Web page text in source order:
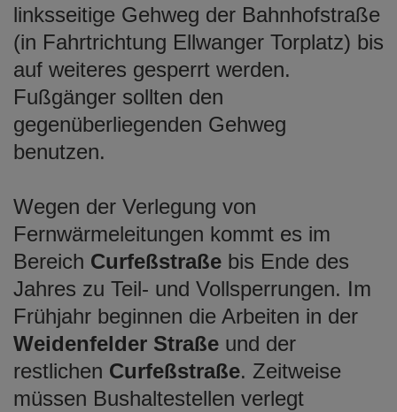
linksseitige Gehweg der Bahnhofstraße
(in Fahrtrichtung Ellwanger Torplatz) bis
auf weiteres gesperrt werden.
Fußgänger sollten den
gegenüberliegenden Gehweg
benutzen.
Wegen der Verlegung von
Fernwärmeleitungen kommt es im
Bereich Curfeßstraße bis Ende des
Jahres zu Teil- und Vollsperrungen. Im
Frühjahr beginnen die Arbeiten in der
Weidenfelder Straße und der
restlichen Curfeßstraße. Zeitweise
müssen Bushaltestellen verlegt